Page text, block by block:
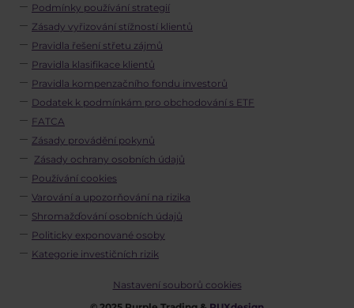
Podmínky používání strategií
Zásady vyřizování stížností klientů
Pravidla řešení střetu zájmů
Pravidla klasifikace klientů
Pravidla kompenzačního fondu investorů
Dodatek k podmínkám pro obchodování s ETF
FATCA
Zásady provádění pokynů
Zásady ochrany osobních údajů
Používání cookies
Varování a upozorňování na rizika
Shromažďování osobních údajů
Politicky exponované osoby
Kategorie investičních rizik
Nastavení souborů cookies